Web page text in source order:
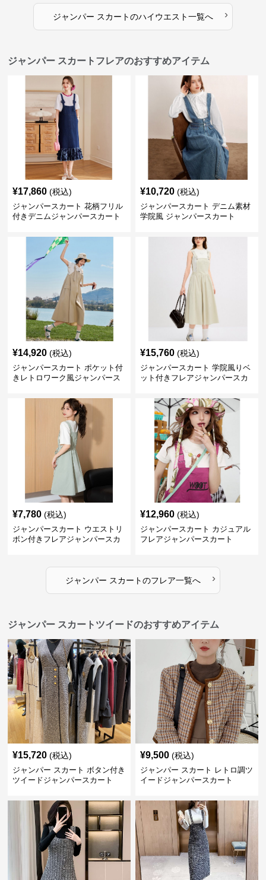
ジャンパー スカートのハイウエスト一覧へ ›
ジャンパー スカートフレアのおすすめアイテム
¥17,860 (税込)
ジャンパースカート 花柄フリル
付きデニムジャンパースカート
¥10,720 (税込)
ジャンパースカート デニム素材
学院風 ジャンパースカート
¥14,920 (税込)
ジャンパースカート ポケット付
きレトロワーク風ジャンパース
¥15,760 (税込)
ジャンパースカート 学院風りベ
ット付きフレアジャンパースカ
¥7,780 (税込)
ジャンパースカート ウエストリ
ボン付きフレアジャンパースカ
¥12,960 (税込)
ジャンパースカート カジュアル
フレアジャンパースカート
ジャンパー スカートのフレア一覧へ ›
ジャンパー スカートツイードのおすすめアイテム
¥15,720 (税込)
ジャンパー スカート ボタン付き
ツイードジャンパースカート
¥9,500 (税込)
ジャンパー スカート レトロ調ツ
イードジャンパースカート